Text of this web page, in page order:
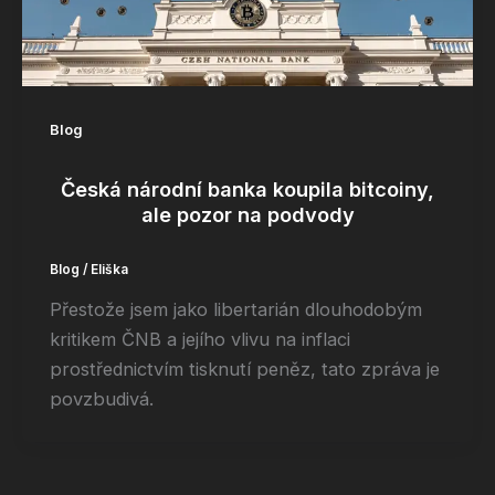
Blog
Česká národní banka koupila bitcoiny,
ale pozor na podvody
Blog / Eliška
Přestože jsem jako libertarián dlouhodobým
kritikem ČNB a jejího vlivu na inflaci
prostřednictvím tisknutí peněz, tato zpráva je
povzbudivá.